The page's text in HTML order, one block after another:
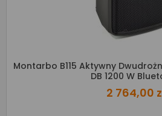
Montarbo B115 Aktywny
DB 1200 W
2 764,00